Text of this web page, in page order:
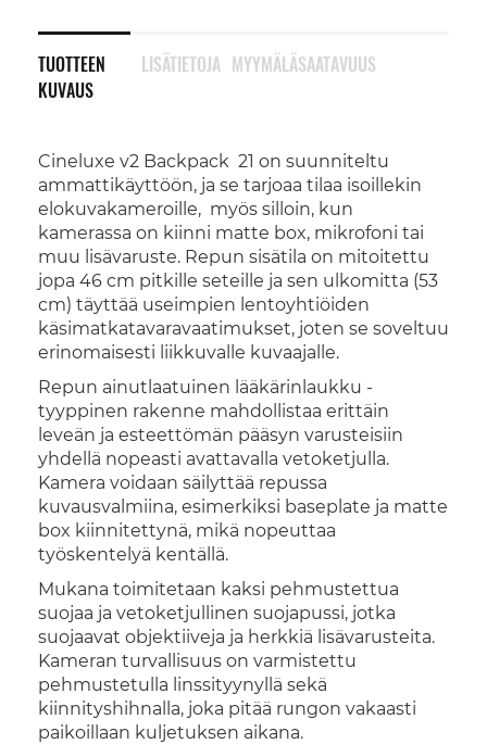
TUOTTEEN
KUVAUS
Cineluxe v2 Backpack 21 on suunniteltu
ammattikäyttöön, ja se tarjoaa tilaa isoillekin
elokuvakameroille, myös silloin, kun
kamerassa on kiinni matte box, mikrofoni tai
muu lisävaruste. Repun sisätila on mitoitettu
jopa 46 cm pitkille seteille ja sen ulkomitta (53
cm) täyttää useimpien lentoyhtiöiden
käsimatkatavaravaatimukset, joten se soveltuu
erinomaisesti liikkuvalle kuvaajalle.
Repun ainutlaatuinen lääkärinlaukku -
tyyppinen rakenne mahdollistaa erittäin
leveän ja esteettömän pääsyn varusteisiin
yhdellä nopeasti avattavalla vetoketjulla.
Kamera voidaan säilyttää repussa
kuvausvalmiina, esimerkiksi baseplate ja matte
box kiinnitettynä, mikä nopeuttaa
työskentelyä kentällä.
Mukana toimitetaan kaksi pehmustettua
suojaa ja vetoketjullinen suojapussi, jotka
suojaavat objektiiveja ja herkkiä lisävarusteita.
Kameran turvallisuus on varmistettu
pehmustetulla linssityynyllä sekä
kiinnityshihnalla, joka pitää rungon vakaasti
paikoillaan kuljetuksen aikana.
LISÄTIETOJA MYYMÄLÄSAATAVUUS